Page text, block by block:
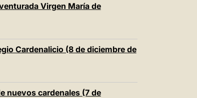
Virgen María de
Cardenalicio (8 de diciembre de
nuevos cardenales (7 de